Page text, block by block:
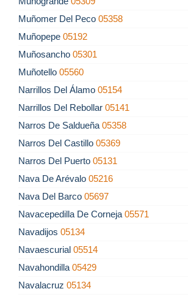
Muñomer Del Peco 05358
Muñopepe 05192
Muñosancho 05301
Muñotello 05560
Narrillos Del Álamo 05154
Narrillos Del Rebollar 05141
Narros De Saldueña 05358
Narros Del Castillo 05369
Narros Del Puerto 05131
Nava De Arévalo 05216
Nava Del Barco 05697
Navacepedilla De Corneja 05571
Navadijos 05134
Navaescurial 05514
Navahondilla 05429
Navalacruz 05134